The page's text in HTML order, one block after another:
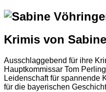
Krimis von
Ausschlaggebend für ihre
Hauptkommissar Tom
Leidenschaft für spannende
für die bayerischen